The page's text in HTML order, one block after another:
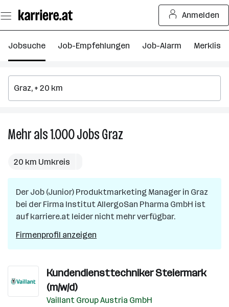
Seiteninhalt
springen
Anmelden
Jobsuche Job-Empfehlungen Job-Alarm Merkliste
Mehr als 1.000JobsGraz
in
Graz
20 km Umkreis
Der Job (Junior) Produktmarketing Manager in Graz
bei der Firma Institut AllergoSan Pharma GmbH ist
auf karriere.at leider nicht mehr verfügbar.
Firmenprofil anzeigen
Kundendiensttechniker Steiermark
(m/w/d)
Vaillant Group Austria GmbH